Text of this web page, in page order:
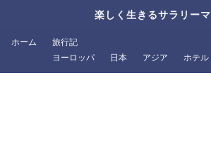
楽しく生きるサラリー
ホーム
旅行記
ヨーロッパ
日本 アジア ホテル